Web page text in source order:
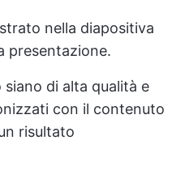
nella diapositiva
presentazione.
di alta qualità e
con il contenuto
risultato